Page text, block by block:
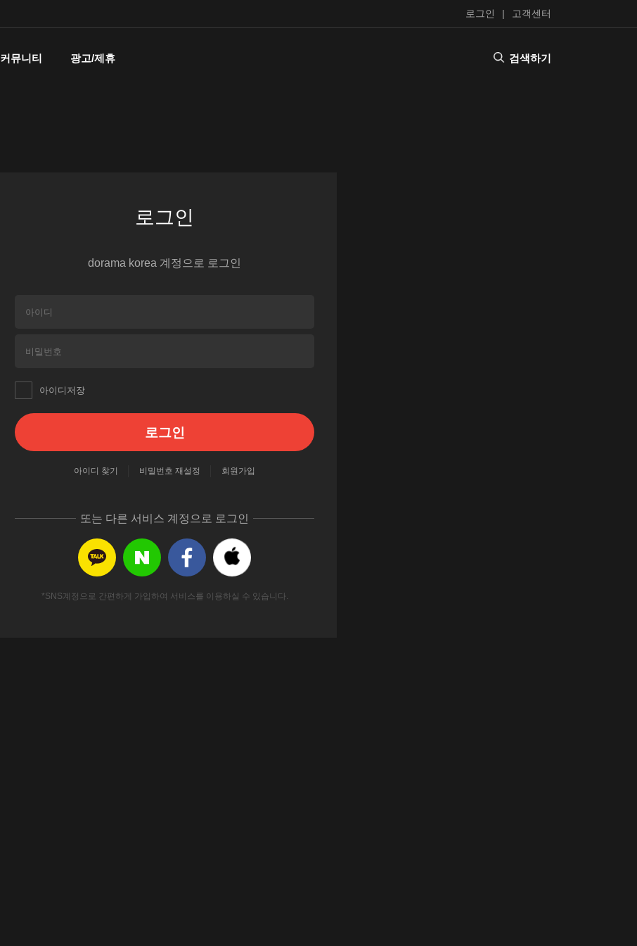
로그인 고객센터
커뮤니티 광고/제휴 검색하기
로그인
dorama korea 계정으로 로그인
아이디저장
로그인
아이디 찾기 비밀번호 재설정 회원가입
또는 다른 서비스 계정으로 로그인
*SNS계정으로 간편하게 가입하여 서비스를 이용하실 수 있습니다.